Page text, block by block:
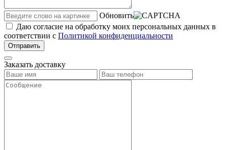
Обновить
Даю согласие на обработку моих персональных данных в
соответствии с Политикой конфиденциальности
Отправить
Заказать доставку